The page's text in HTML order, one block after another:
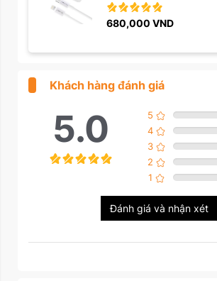
680,000 VND
Khách hàng đánh giá
5.0 5
4
3
2
1
Đánh giá và nhận xét